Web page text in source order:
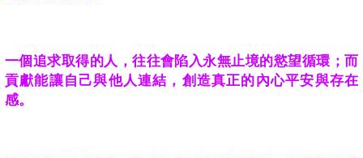
一個追求取得的人，往往會陷入永無止境的慾望循環 ；而
貢獻能讓自己與他人連結 ，創造真正的內心平安與存在
感。